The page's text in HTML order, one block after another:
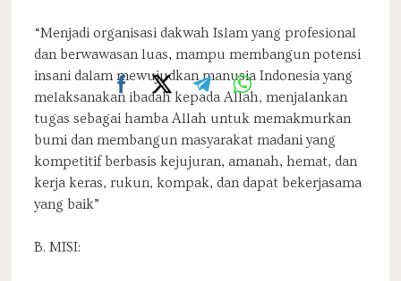
“Menjadi organisasi dakwah Islam yang profesional
dan berwawasan luas, mampu membangun potensi
insani dalam mewujudkan manusia Indonesia yang
melaksanakan ibadah kepada Allah, menjalankan
tugas sebagai hamba Allah untuk memakmurkan
bumi dan membangun masyarakat madani yang
kompetitif berbasis kejujuran, amanah, hemat, dan
kerja keras, rukun, kompak, dan dapat bekerjasama
yang baik”
B. MISI: